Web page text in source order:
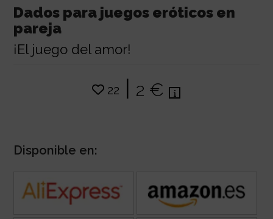
Dados para juegos eróticos en
pareja
¡El juego del amor!
22 | 2 €
Disponible en: